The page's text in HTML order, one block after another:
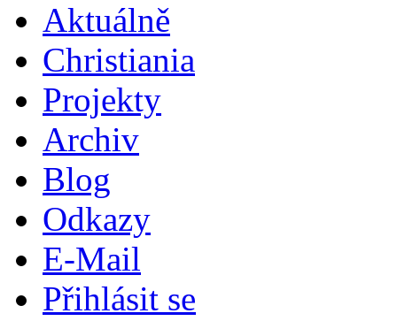
Aktuálně
Christiania
Projekty
Archiv
Blog
Odkazy
E-Mail
Přihlásit se